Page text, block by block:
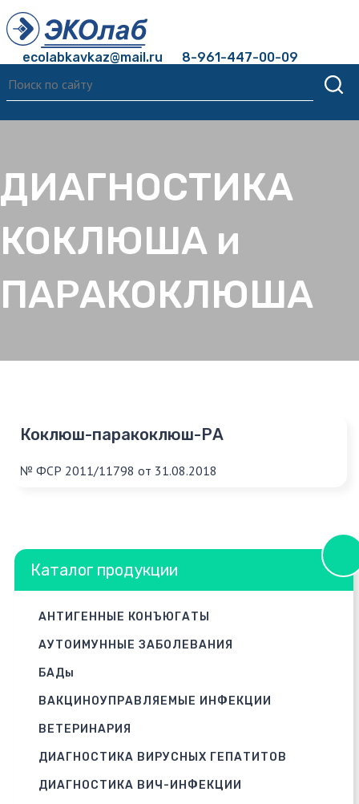
ecolabkavkaz@mail.ru 8-961-447-00-09
ДИАГНОСТИКА
КОКЛЮША и
ПАРАКОКЛЮША
Коклюш-паракоклюш-РА
№ ФСР 2011/11798 от 31.08.2018
Каталог продукции
АНТИГЕННЫЕ КОНЪЮГАТЫ
АУТОИМУННЫЕ ЗАБОЛЕВАНИЯ
БАДы
ВАКЦИНОУПРАВЛЯЕМЫЕ ИНФЕКЦИИ
ВЕТЕРИНАРИЯ
ДИАГНОСТИКА ВИРУСНЫХ ГЕПАТИТОВ
ДИАГНОСТИКА ВИЧ-ИНФЕКЦИИ